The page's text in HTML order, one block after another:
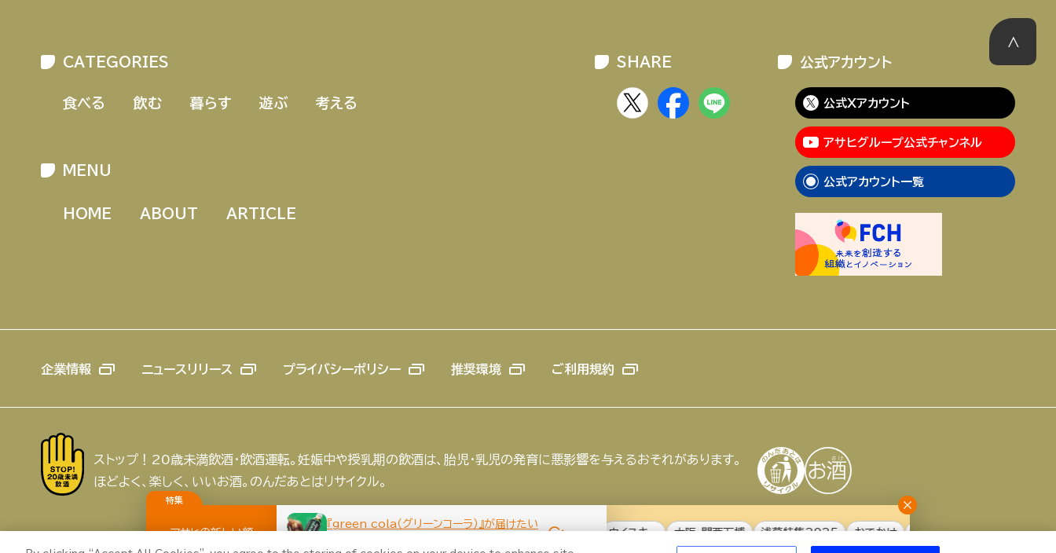
特集
アサヒの新しい顔
『green cola（グリーンコーラ）』が届けたい
アサヒの人 歴史 夏のビール特集2025 ビール お酒との付き合い方 ウイスキー 大阪・関西万博 浅草特集2025 おでかけ 池波正太郎 アサヒの人 歴史
CATEGORIES
食べる 飲む 暮らす 遊ぶ 考える
MENU
HOME ABOUT ARTICLE
SHARE 公式アカウント
公式Xアカウント
アサヒグループ公式チャンネル
公式アカウント一覧
企業情報 ニュースリリース プライバシーポリシー 推奨環境 ご利用規約
ストップ！20歳未満飲酒・飲酒運転。妊娠中や授乳期の飲酒は、胎児・乳児の発育に悪影響を与えるおそれがあります。
ほどよく、楽しく、いいお酒。のんだあとはリサイクル。